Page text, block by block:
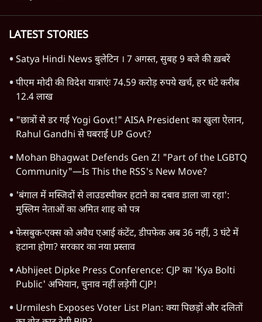
LATEST STORIES
Satya Hindi News बुलेटिन । 7 अगस्त, सुबह 9 बजे की ख़बरें
पीएम मोदी की विदेश यात्राएंः 74.59 करोड़ रुपये खर्च, हर घंटे करीब
12.4 लाख
"छात्रों से डर गई Yogi Govt!" AISA President का खुला ऐलान,
Rahul Gandhi से घबराई UP Govt?
Mohan Bhagwat Defends Gen Z! "Part of the LGBTQ
Community"—Is This the RSS's New Move?
'बंगाल में मस्जिदों से लाउडस्पीकर हटाने का दबाव डाला जा रहा':
मुस्लिम नेताओं का अमित शाह को पत्र
फेसबुक-एक्स को अवैध एआई कंटेंट, डीपफेक अब 36 नहीं, 3 घंटे में
हटाना होगा? सरकार का नया प्रस्ताव
Abhijeet Dipke Press Conference: CJP का 'Kya Bolti
Public' अभियान, चुनाव नहीं लड़ेगी CJP!
Urmilesh Exposes Voter List Plan: क्या पिछड़ों और दलितों